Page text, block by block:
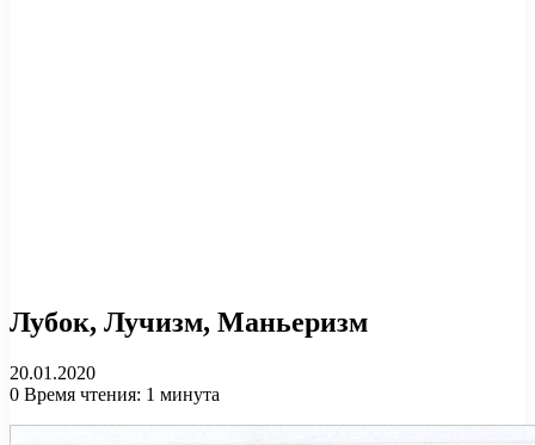
Лубок, Лучизм, Маньеризм
20.01.2020
0 Время чтения: 1 минута